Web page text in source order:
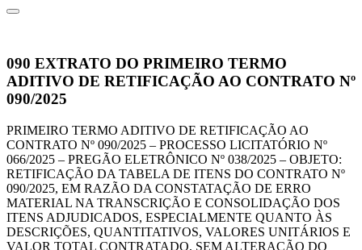
090 EXTRATO DO PRIMEIRO TERMO
ADITIVO DE RETIFICAÇÃO AO CONTRATO Nº
090/2025
PRIMEIRO TERMO ADITIVO DE RETIFICAÇÃO AO
CONTRATO Nº 090/2025 – PROCESSO LICITATÓRIO Nº
066/2025 – PREGÃO ELETRÔNICO Nº 038/2025 – OBJETO:
RETIFICAÇÃO DA TABELA DE ITENS DO CONTRATO Nº
090/2025, EM RAZÃO DA CONSTATAÇÃO DE ERRO
MATERIAL NA TRANSCRIÇÃO E CONSOLIDAÇÃO DOS
ITENS ADJUDICADOS, ESPECIALMENTE QUANTO ÀS
DESCRIÇÕES, QUANTITATIVOS, VALORES UNITÁRIOS E
VALOR TOTAL CONTRATADO, SEM ALTERAÇÃO DO